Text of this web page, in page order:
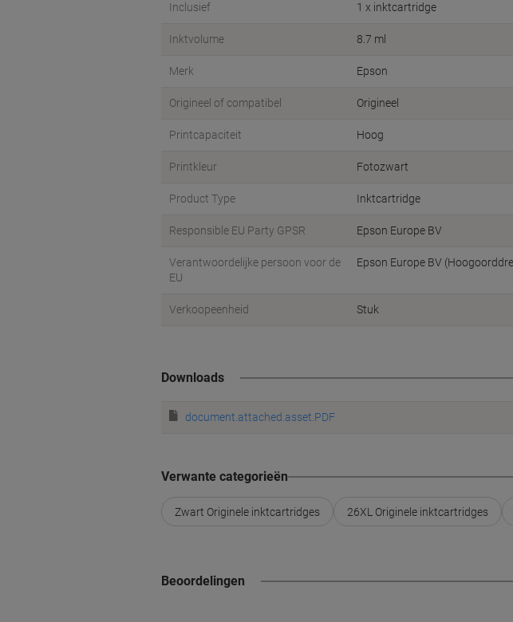
Inclusief 1 x inktcartridge
Inktvolume 8.7 ml
Merk Epson
Origineel of compatibel Origineel
Printcapaciteit Hoog
Printkleur Fotozwart
Product Type Inktcartridge
Responsible EU Party GPSR Epson Europe BV
Verantwoordelijke persoon voor de
EU
Epson Europe BV
Verkoopeenheid Stuk
Downloads
document.attached.asset.PDF
Verwante categorieën
Zwart Originele inktcartridges 26XL Originele inktcartridges
Beoordelingen